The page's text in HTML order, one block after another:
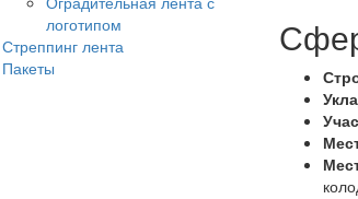
логотипом
Стреппинг лента
Пакеты